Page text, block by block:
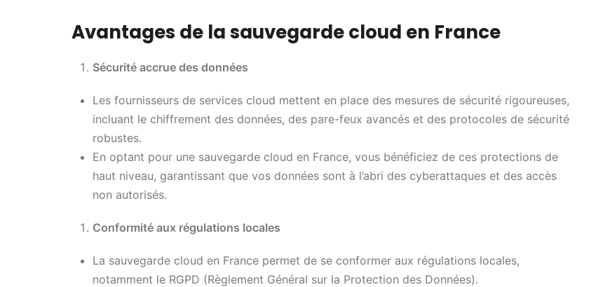
Avantages de la sauvegarde cloud en France
Sécurité accrue des données
Les fournisseurs de services cloud mettent en place des mesures de sécurité rigoureuses,
incluant le chiffrement des données, des pare-feux avancés et des protocoles de sécurité
robustes.
En optant pour une sauvegarde cloud en France, vous bénéficiez de ces protections de
haut niveau, garantissant que vos données sont à l’abri des cyberattaques et des accès
non autorisés.
Conformité aux régulations locales
La sauvegarde cloud en France permet de se conformer aux régulations locales,
notamment le RGPD (Règlement Général sur la Protection des Données).